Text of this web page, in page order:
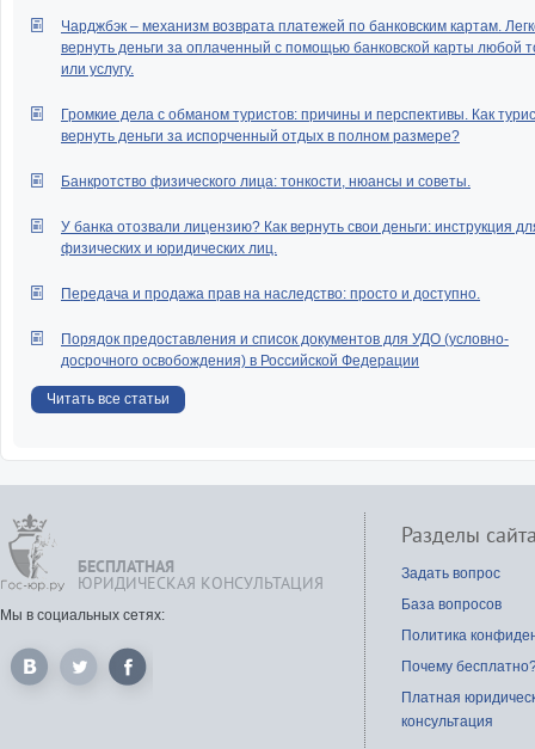
Чарджбэк – механизм возврата платежей по банковским картам.
вернуть деньги за оплаченный с помощью банковской карты любой
или услугу.
Громкие дела с обманом туристов: причины и перспективы. Как
вернуть деньги за испорченный отдых в полном размере?
Банкротство физического лица: тонкости, нюансы и советы.
У банка отозвали лицензию? Как вернуть свои деньги: инструкция
физических и юридических лиц.
Передача и продажа прав на наследство: просто и доступно.
Порядок предоставления и список документов для УДО (условно-
досрочного освобождения) в Российской Федерации
Читать все статьи
БЕСПЛАТНАЯ
ЮРИДИЧЕСКАЯ КОНСУЛЬТАЦИЯ
Мы в социальных сетях:
Разделы
Задать вопрос
База вопросов
Политика
Почему
Платная
консультация